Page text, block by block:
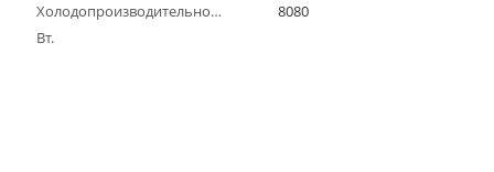
Холодопроизводительность,
Вт.
8080